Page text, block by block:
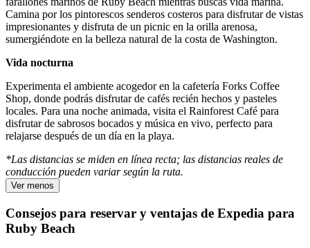
Camina por los pintorescos senderos costeros para disfrutar de vistas
impresionantes y disfruta de un picnic en la orilla arenosa,
sumergiéndote en la belleza natural de la costa de Washington.
Vida nocturna
Experimenta el ambiente acogedor en la cafetería Forks Coffee
Shop, donde podrás disfrutar de cafés recién hechos y pasteles
locales. Para una noche animada, visita el Rainforest Café para
disfrutar de sabrosos bocados y música en vivo, perfecto para
relajarse después de un día en la playa.
*Las distancias se miden en línea recta; las distancias reales de
conducción pueden variar según la ruta.
Ver menos
Consejos para reservar y ventajas de Expedia para
Ruby Beach